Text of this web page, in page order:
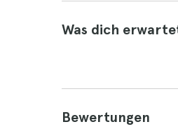
Was dich
Bewertungen